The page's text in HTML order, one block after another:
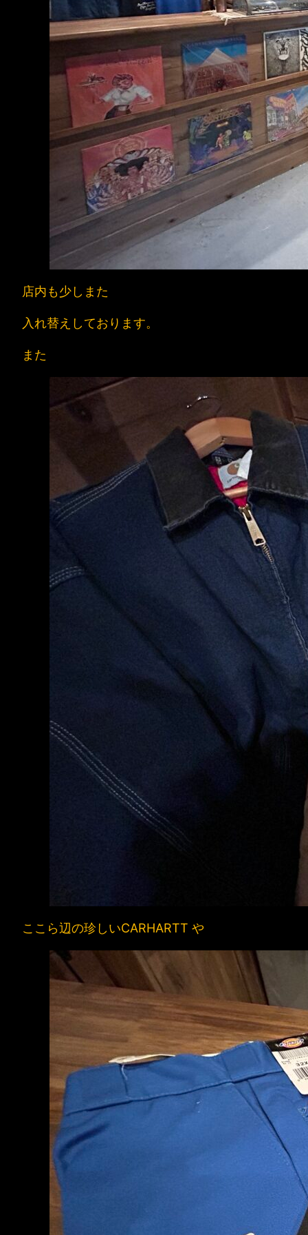
店内も少しまた
入れ替えしております。
また
ここら辺の珍しいCARHARTT や